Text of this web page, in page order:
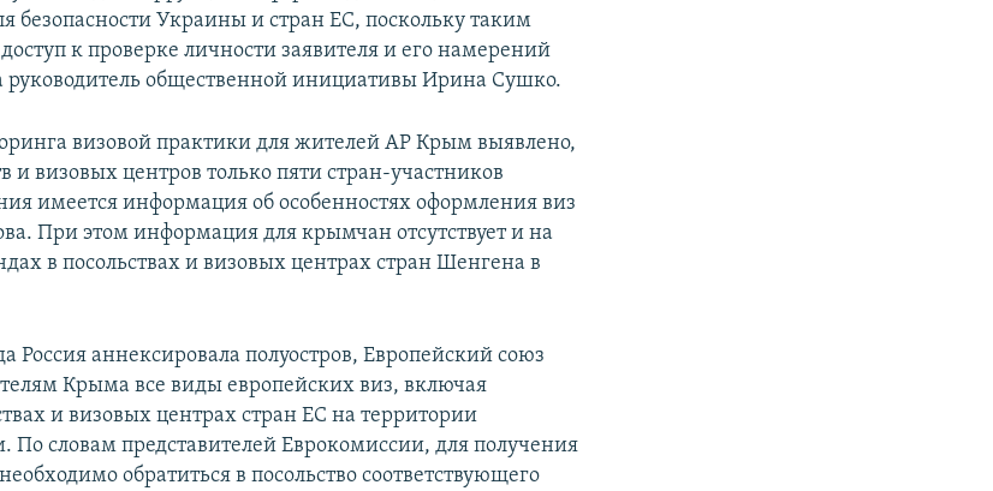
безопасности Украины и стран ЕС, поскольку таким
к проверке личности заявителя и его намерений
руководитель общественной инициативы Ирина Сушко.
визовой практики для жителей АР Крым выявлено,
и визовых центров только пяти стран-участников
имеется информация об особенностях оформления виз
При этом информация для крымчан отсутствует и на
в посольствах и визовых центрах стран Шенгена в
Россия аннексировала полуостров, Европейский союз
Крыма все виды европейских виз, включая
и визовых центрах стран ЕС на территории
По словам представителей Еврокомиссии, для получения
обратиться в посольство соответствующего